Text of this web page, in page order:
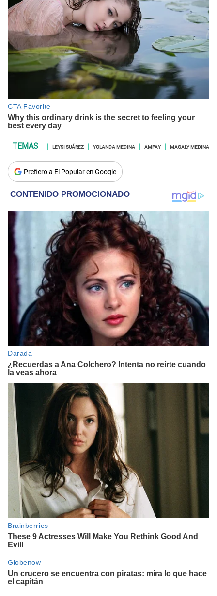
LEYSI SUÁREZ YOLANDA MEDINA AMPAY MAGALY MEDINA
Prefiero a El Popular en Google